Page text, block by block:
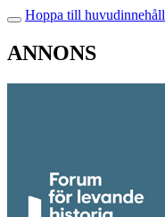
Hoppa till huvudinnehåll
ANNONS